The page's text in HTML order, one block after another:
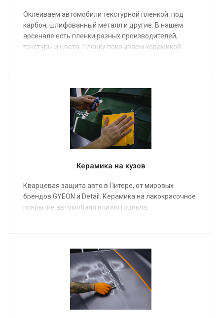
Оклеиваем автомобили текстурной пленкой: под
карбон, шлифованный металл и другие. В нашем
арсенале есть пленки разных производителей,
текстуры и цвета. Пленку покрываем керамикой.
Керамика на кузов
Кварцевая защита авто в Питере, от мировых
брендов GYEON и Detail. Керамика на лакокрасочное
покрытие автомобиля или мотоцикла.